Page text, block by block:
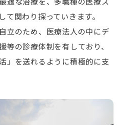
関わり探っていきます。
立のため、医療法人の中にデ
等の診療体制を有しており、
」を送れるように積極的に支